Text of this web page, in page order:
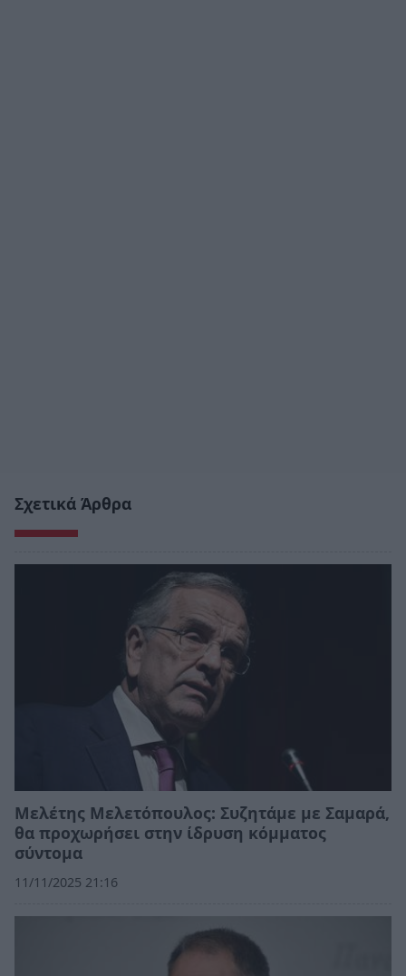
Σχετικά Άρθρα
Μελέτης Μελετόπουλος: Συζητάμε με Σαμαρά,
θα προχωρήσει στην ίδρυση κόμματος
σύντομα
11/11/2025 21:16